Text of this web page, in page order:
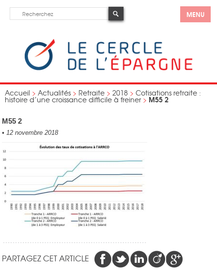
MENU
Accueil > Actualités > Retraite > 2018 > Cotisations retraite :
histoire d’une croissance difficile à freiner > M55 2
M55 2
• 12 novembre 2018
PARTAGEZ CET ARTICLE